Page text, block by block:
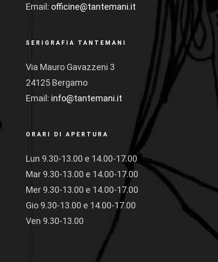
Email: officine@tantemani.it
SERIGRAFIA TANTEMANI
Via Mauro Gavazzeni 3
24125 Bergamo
Email: info@tantemani.it
ORARI DI APERTURA
Lun 9.30-13.00 e 14.00-17.00
Mar 9.30-13.00 e 14.00-17.00
Mer 9.30-13.00 e 14.00-17.00
Gio 9.30-13.00 e 14.00-17.00
Ven 9.30-13.00